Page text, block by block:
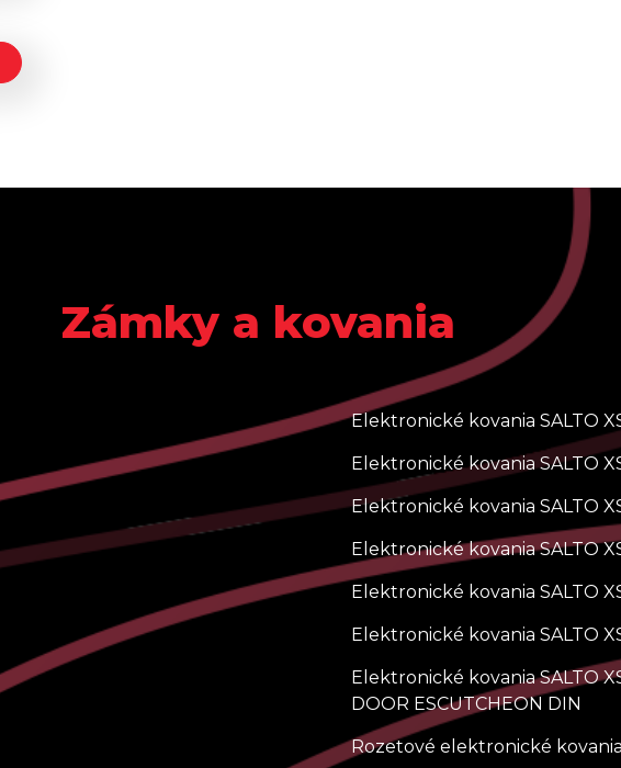
Zámky a kovania
Elektronické kovania SALTO
Elektronické kovania SALTO
Elektronické kovania SALTO
Elektronické kovania SALTO
Elektronické kovania SALTO
Elektronické kovania SALTO
Elektronické kovania SALTO
DOOR ESCUTCHEON DIN
Rozetové elektronické kovania